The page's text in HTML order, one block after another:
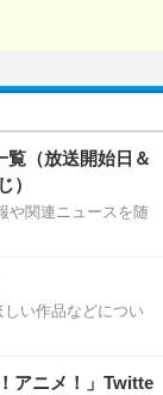
覧（放送開始日＆
）
や関連ニュースを随
い作品などについ
アニメ！」Twitte